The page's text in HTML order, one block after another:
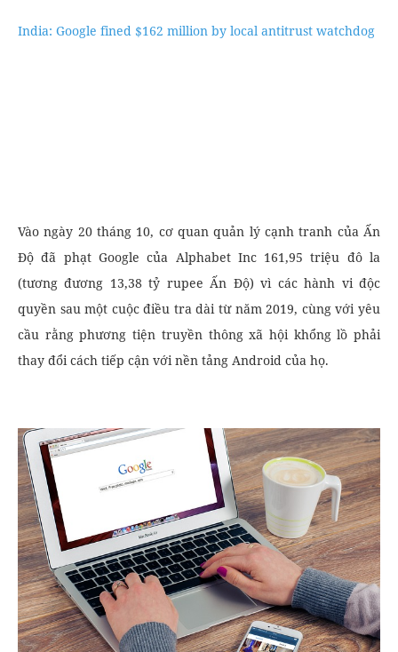
India: Google fined $162 million by local antitrust watchdog
Vào ngày 20 tháng 10, cơ quan quản lý cạnh tranh của Ấn
Độ đã phạt Google của Alphabet Inc 161,95 triệu đô la
(tương đương 13,38 tỷ rupee Ấn Độ) vì các hành vi độc
quyền sau một cuộc điều tra dài từ năm 2019, cùng với yêu
cầu rằng phương tiện truyền thông xã hội khổng lồ phải
thay đổi cách tiếp cận với nền tảng Android của họ.